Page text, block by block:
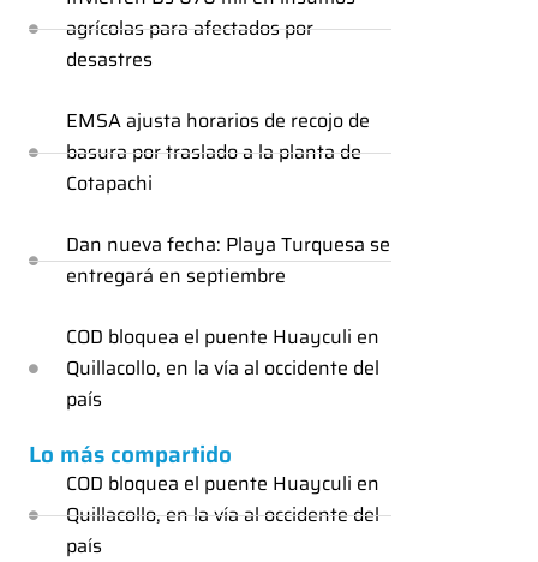
agrícolas para afectados por
desastres
EMSA ajusta horarios de recojo de
basura por traslado a la planta de
Cotapachi
Dan nueva fecha: Playa Turquesa se
entregará en septiembre
COD bloquea el puente Huayculi en
Quillacollo, en la vía al occidente del
país
Lo más compartido
COD bloquea el puente Huayculi en
Quillacollo, en la vía al occidente del
país